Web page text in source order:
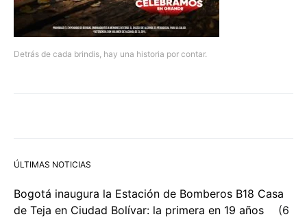
Detrás de cada brindis, hay una historia por contar.
ÚLTIMAS NOTICIAS
Bogotá inaugura la Estación de Bomberos B18 Casa
de Teja en Ciudad Bolívar: la primera en 19 años
6